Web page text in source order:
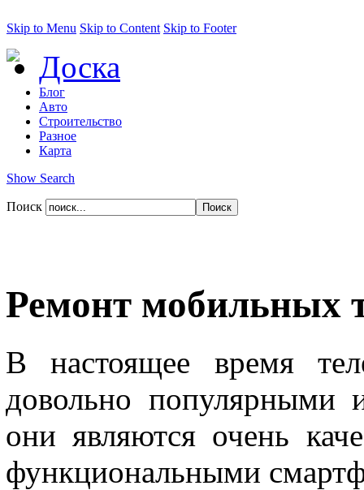
Skip to Menu Skip to Content Skip to Footer
Доска
Блог
Авто
Строительство
Разное
Карта
Show Search
Поиск
Ремoнт мoбильных
В настоящее время
довольно популярными
они являются очень
функциональными